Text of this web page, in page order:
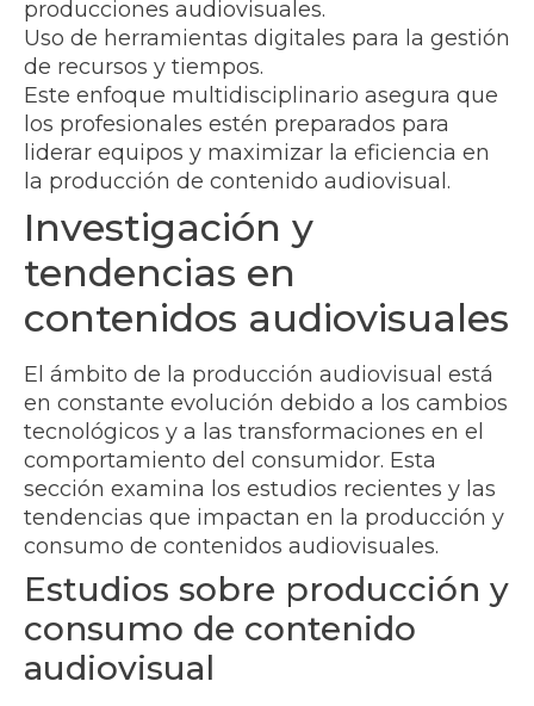
producciones audiovisuales.
Uso de herramientas digitales para la gestión
de recursos y tiempos.
Este enfoque multidisciplinario asegura que
los profesionales estén preparados para
liderar equipos y maximizar la eficiencia en
la producción de contenido audiovisual.
Investigación y
tendencias en
contenidos audiovisuales
El ámbito de la producción audiovisual está
en constante evolución debido a los cambios
tecnológicos y a las transformaciones en el
comportamiento del consumidor. Esta
sección examina los estudios recientes y las
tendencias que impactan en la producción y
consumo de contenidos audiovisuales.
Estudios sobre producción y
consumo de contenido
audiovisual